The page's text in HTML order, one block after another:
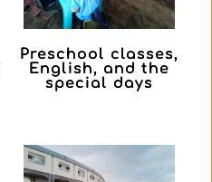
Preschool classes,
English, and the
special days